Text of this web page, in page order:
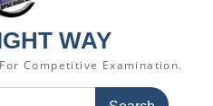
WAY
Competitive Examination.